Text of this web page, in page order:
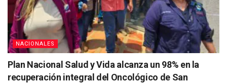
NACIONALES
Plan Nacional Salud y Vida alcanza un 98% en la
recuperación integral del Oncológico de San